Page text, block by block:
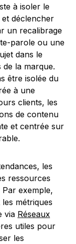
à isoler le
déclencher
un recalibrage
parole ou une
dans le
la marque.
être isolée du
à une
clients, les
de contenu
et centrée sur
les
ressources
exemple,
métriques
via Réseaux
utiles pour
les